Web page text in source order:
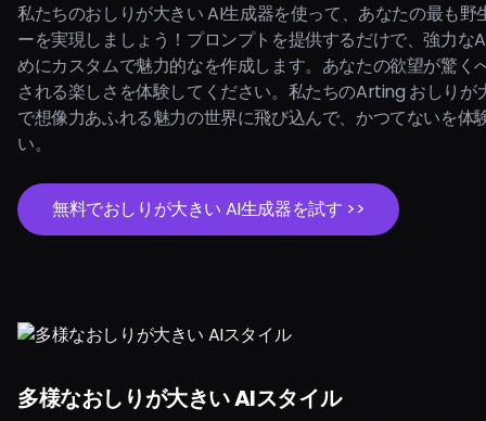
私たちのおしりが大きい AI生成器を使って、あなたの最も野
ーを実現しましょう！プロンプトを提供するだけで、強力な
めにカスタムで魅力的なを作成します。あなたの欲望が驚く
される楽しさを体験してください。私たちのArting おしりが
で想像力あふれる魅力の世界に飛び込んで、かつてないを体
い。
無料でおしりが大きい AI生成器を試す >>
多様なおしりが大きい AIスタイル